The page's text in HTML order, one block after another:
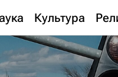
Культура